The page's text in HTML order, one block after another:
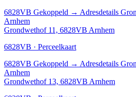
6828VB Gekoppeld → Adresdetails
Arnhem
Grondwethof 11, 6828VB Arnhem
6828VB · Perceelkaart
6828VB Gekoppeld → Adresdetails
Arnhem
Grondwethof 13, 6828VB Arnhem